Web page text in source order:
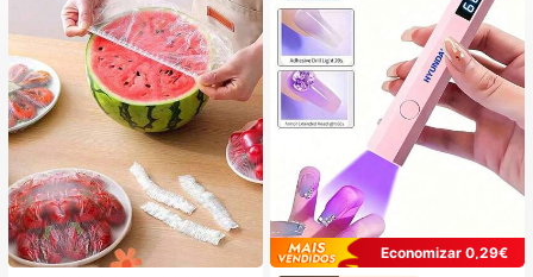
Economizar 0,29€